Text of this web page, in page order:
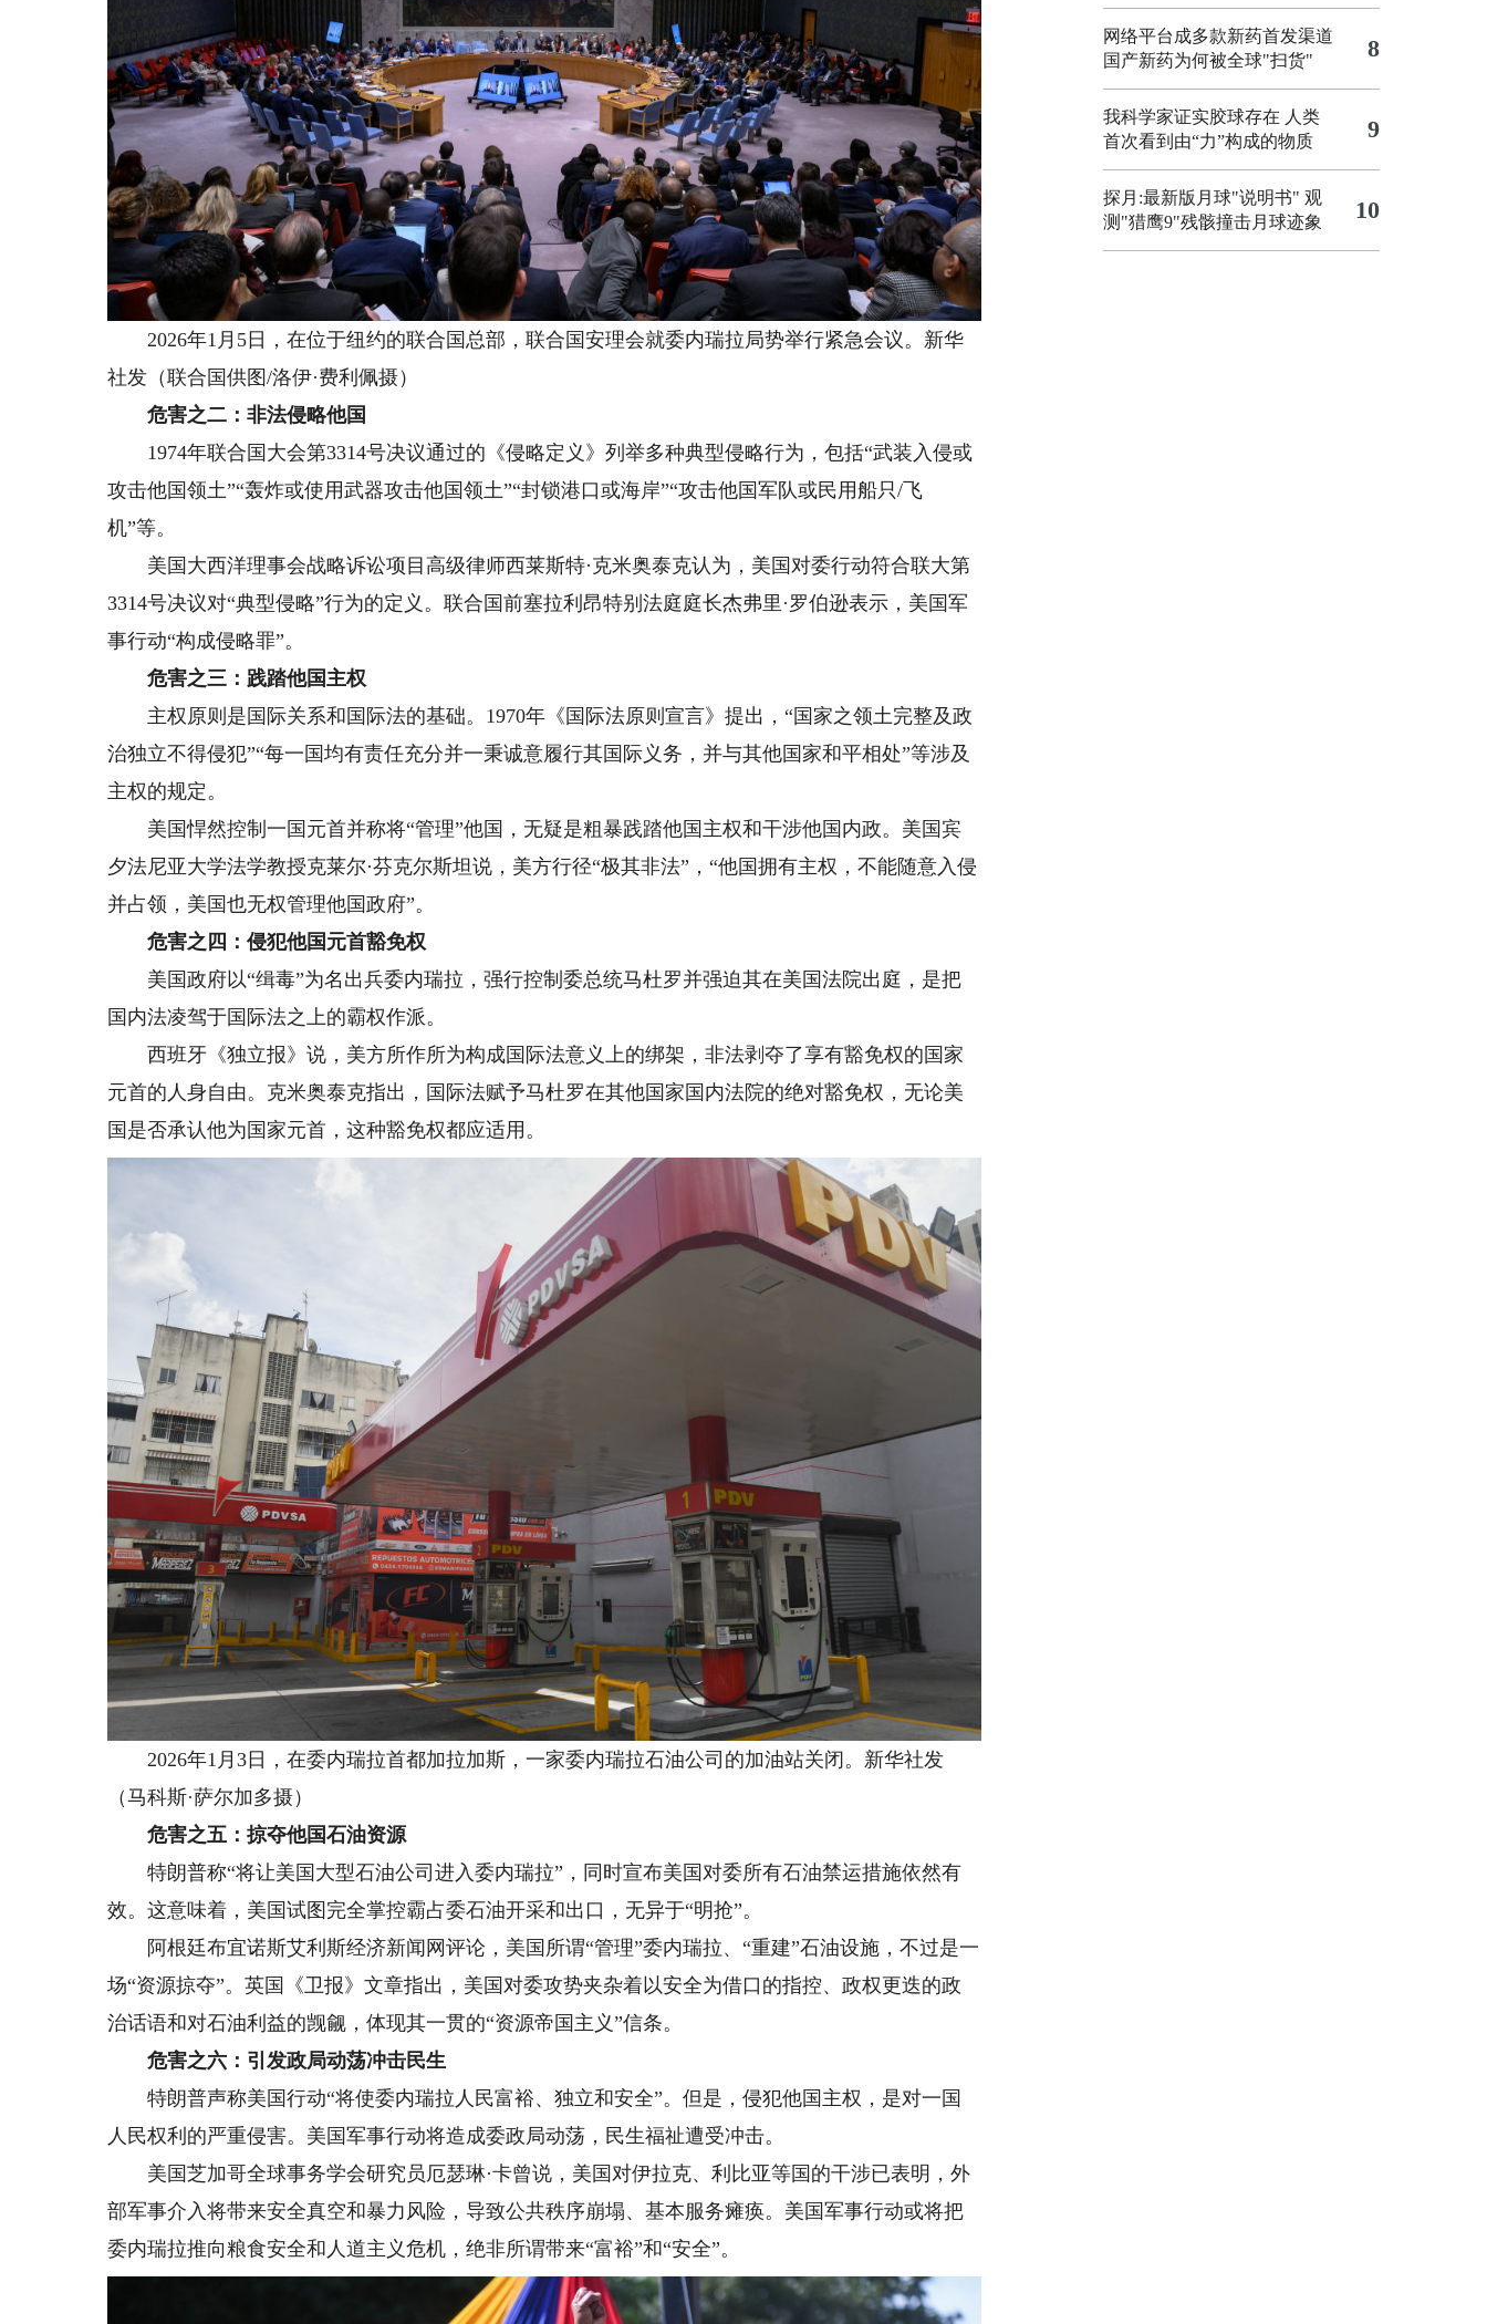
2026年1月5日，在位于纽约的联合国总部，联合国安理会就委内瑞拉局势举行紧急会议。新华
社发（联合国供图/洛伊·费利佩摄）
危害之二：非法侵略他国
1974年联合国大会第3314号决议通过的《侵略定义》列举多种典型侵略行为，包括“武装入侵或
攻击他国领土”“轰炸或使用武器攻击他国领土”“封锁港口或海岸”“攻击他国军队或民用船只/飞
机”等。
美国大西洋理事会战略诉讼项目高级律师西莱斯特·克米奥泰克认为，美国对委行动符合联大第
3314号决议对“典型侵略”行为的定义。联合国前塞拉利昂特别法庭庭长杰弗里·罗伯逊表示，美国军
事行动“构成侵略罪”。
危害之三：践踏他国主权
主权原则是国际关系和国际法的基础。1970年《国际法原则宣言》提出，“国家之领土完整及政
治独立不得侵犯”“每一国均有责任充分并一秉诚意履行其国际义务，并与其他国家和平相处”等涉及
主权的规定。
美国悍然控制一国元首并称将“管理”他国，无疑是粗暴践踏他国主权和干涉他国内政。美国宾
夕法尼亚大学法学教授克莱尔·芬克尔斯坦说，美方行径“极其非法”，“他国拥有主权，不能随意入侵
并占领，美国也无权管理他国政府”。
危害之四：侵犯他国元首豁免权
美国政府以“缉毒”为名出兵委内瑞拉，强行控制委总统马杜罗并强迫其在美国法院出庭，是把
国内法凌驾于国际法之上的霸权作派。
西班牙《独立报》说，美方所作所为构成国际法意义上的绑架，非法剥夺了享有豁免权的国家
元首的人身自由。克米奥泰克指出，国际法赋予马杜罗在其他国家国内法院的绝对豁免权，无论美
国是否承认他为国家元首，这种豁免权都应适用。
2026年1月3日，在委内瑞拉首都加拉加斯，一家委内瑞拉石油公司的加油站关闭。新华社发
（马科斯·萨尔加多摄）
危害之五：掠夺他国石油资源
特朗普称“将让美国大型石油公司进入委内瑞拉”，同时宣布美国对委所有石油禁运措施依然有
效。这意味着，美国试图完全掌控霸占委石油开采和出口，无异于“明抢”。
阿根廷布宜诺斯艾利斯经济新闻网评论，美国所谓“管理”委内瑞拉、“重建”石油设施，不过是一
场“资源掠夺”。英国《卫报》文章指出，美国对委攻势夹杂着以安全为借口的指控、政权更迭的政
治话语和对石油利益的觊觎，体现其一贯的“资源帝国主义”信条。
危害之六：引发政局动荡冲击民生
特朗普声称美国行动“将使委内瑞拉人民富裕、独立和安全”。但是，侵犯他国主权，是对一国
人民权利的严重侵害。美国军事行动将造成委政局动荡，民生福祉遭受冲击。
美国芝加哥全球事务学会研究员厄瑟琳·卡曾说，美国对伊拉克、利比亚等国的干涉已表明，外
部军事介入将带来安全真空和暴力风险，导致公共秩序崩塌、基本服务瘫痪。美国军事行动或将把
委内瑞拉推向粮食安全和人道主义危机，绝非所谓带来“富裕”和“安全”。
网络平台成多款新药首发渠道
国产新药为何被全球"扫货"
8
我科学家证实胶球存在 人类
首次看到由“力”构成的物质
9
探月:最新版月球"说明书" 观
测"猎鹰9"残骸撞击月球迹象
10